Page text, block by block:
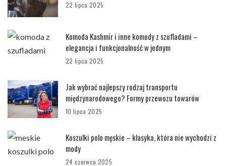
22 lipca 2025
Komoda Kashmir i inne komody z szufladami –
elegancja i funkcjonalność w jednym
22 lipca 2025
Jak wybrać najlepszy rodzaj transportu
międzynarodowego? Formy przewozu towarów
10 lipca 2025
Koszulki polo męskie – klasyka, która nie wychodzi z
mody
24 czerwca 2025